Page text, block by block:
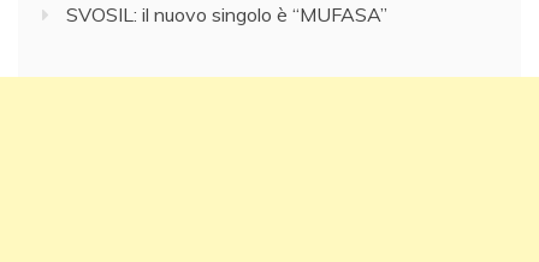
SVOSIL: il nuovo singolo è “MUFASA”